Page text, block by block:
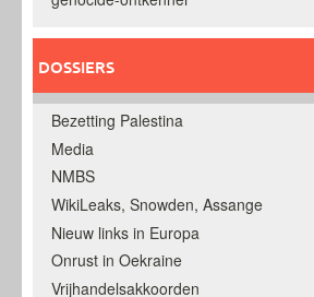
DOSSIERS
Bezetting Palestina
Media
NMBS
WikiLeaks, Snowden, Assange
Nieuw links in Europa
Onrust in Oekraine
Vrijhandelsakkoorden